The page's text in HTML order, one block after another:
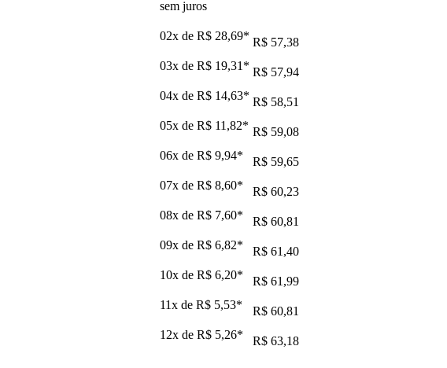
sem juros
02x de R$ 28,69* R$ 57,38
03x de R$ 19,31 * R$ 57,94
04x de R$ 14,63* R$ 58,51
05x de R$ 11,82* R$ 59,08
06x de R$ 9,94*
R$ 59,65
07x de R$ 8,60*
R$ 60,23
08x de R$ 7,60*
R$ 60,81
09x de R$ 6,82*
R$ 61,40
10x de R$ 6,20*
R$ 61,99
11x de R$ 5,53*
R$ 60,81
12x de R$ 5,26* R$ 63,18